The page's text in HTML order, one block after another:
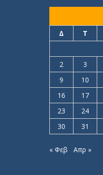
Δ Τ
2
3
9
10
16
17
23
24
30
31
« Φεβ Απρ »